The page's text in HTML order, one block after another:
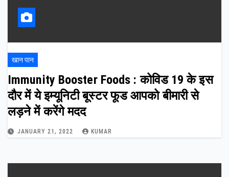
खान पान
Immunity Booster Foods : कोविड 19 के इस
दौर में ये इम्यूनिटी बूस्टर फूड आपको बीमारी से
लड़ने में करेंगे मदद
JANUARY 21, 2022 KUMAR